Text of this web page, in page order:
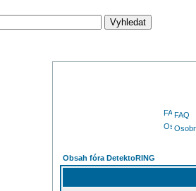
FAQ
Obsah fóra DetektoRING